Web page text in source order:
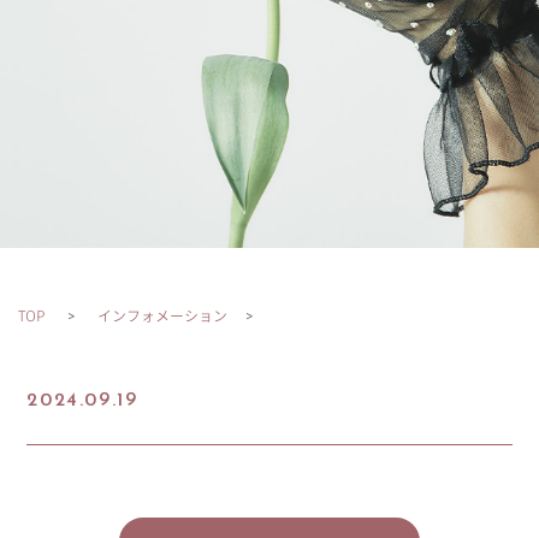
TOP インフォメーション
2024.09.19